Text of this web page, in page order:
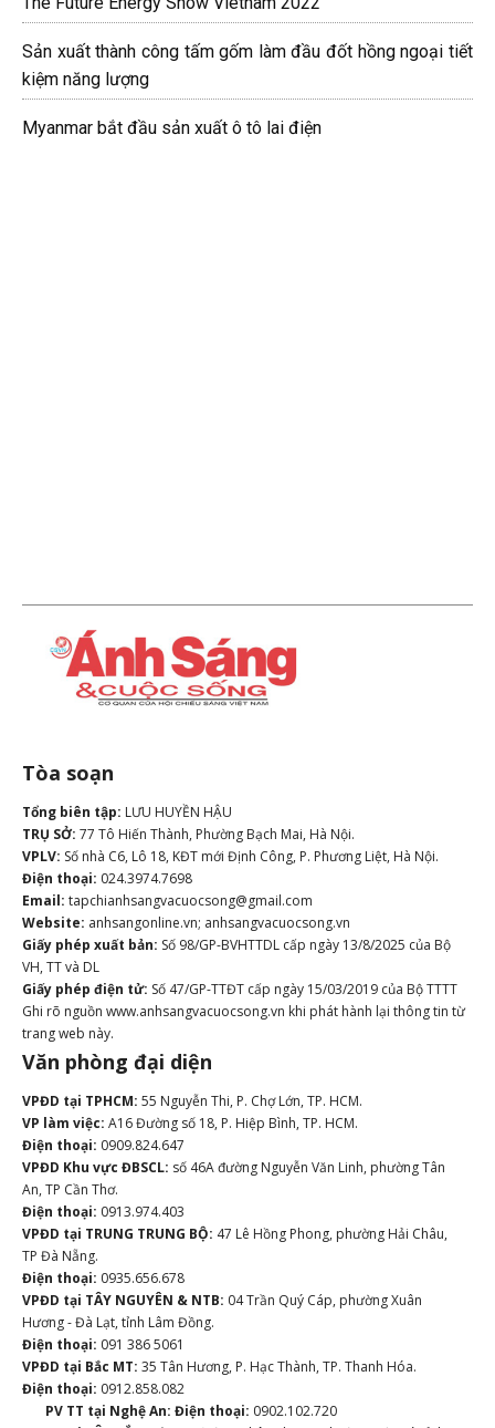
Sản xuất thành công tấm gốm làm đầu đốt hồng ngoại tiết
kiệm năng lượng
Myanmar bắt đầu sản xuất ô tô lai điện
Tòa soạn
Tổng biên tập: LƯU HUYỀN HẬU
TRỤ SỞ: 77 Tô Hiến Thành, Phường Bạch Mai, Hà Nội.
VPLV: Số nhà C6, Lô 18, KĐT mới Định Công, P. Phương Liệt, Hà Nội.
Điện thoại: 024.3974.7698
Email: tapchianhsangvacuocsong@gmail.com
Website: anhsangonline.vn; anhsangvacuocsong.vn
Giấy phép xuất bản: Số 98/GP-BVHTTDL cấp ngày 13/8/2025 của Bộ
VH, TT và DL
Giấy phép điện tử: Số 47/GP-TTĐT cấp ngày 15/03/2019 của Bộ TTTT
Ghi rõ nguồn www.anhsangvacuocsong.vn khi phát hành lại thông tin từ
trang web này.
Văn phòng đại diện
VPĐD tại TPHCM: 55 Nguyễn Thi, P. Chợ Lớn, TP. HCM.
VP làm việc: A16 Đường số 18, P. Hiệp Bình, TP. HCM.
Điện thoại: 0909.824.647
VPĐD Khu vực ĐBSCL: số 46A đường Nguyễn Văn Linh, phường Tân
An, TP Cần Thơ.
Điện thoại: 0913.974.403
VPĐD tại TRUNG TRUNG BỘ: 47 Lê Hồng Phong, phường Hải Châu,
TP Đà Nẵng.
Điện thoại: 0935.656.678
VPĐD tại TÂY NGUYÊN & NTB: 04 Trần Quý Cáp, phường Xuân
Hương - Đà Lạt, tỉnh Lâm Đồng.
Điện thoại: 091 386 5061
VPĐD tại Bắc MT: 35 Tân Hương, P. Hạc Thành, TP. Thanh Hóa.
Điện thoại: 0912.858.082
PV TT tại Nghệ An: Điện thoại: 0902.102.720